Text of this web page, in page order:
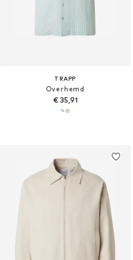
TRAPP
Overhemd
€ 35,91